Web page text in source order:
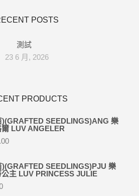
POSTS
測試
23 6 月, 2026
PRODUCTS
)(GRAFTED SEEDLINGS)ANG 樂
爾 LUV ANGELER
)(GRAFTED SEEDLINGS)PJU 樂
公主 LUV PRINCESS JULIE